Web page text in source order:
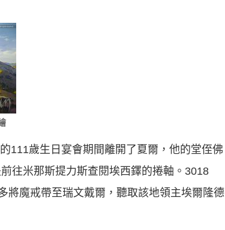
111歲生日宴會期間離開了夏爾，他的堂侄佛
往米那斯提力斯查閱埃西鐸的捲軸。3018
將魔戒帶至瑞文戴爾，聽取該地領主埃爾隆德